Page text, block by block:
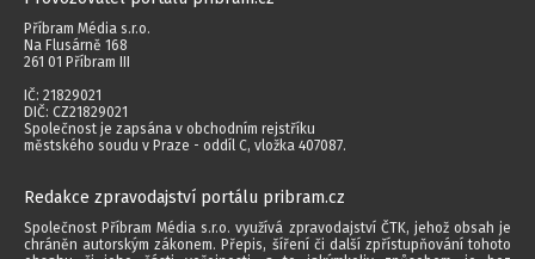
Příbram Média s.r.o.
Na Flusárně 168
261 01 Příbram III
IČ: 21829021
DIČ: CZ21829021
Společnost je zapsána v obchodním rejstříku
městského soudu v Praze - oddíl C, vložka 407087.
Redakce zpravodajství portálu pribram.cz
Společnost Příbram Média s.r.o. využívá zpravodajství ČTK, jehož obsah je
chráněn autorským zákonem. Přepis, šíření či další zpřístupňování tohoto